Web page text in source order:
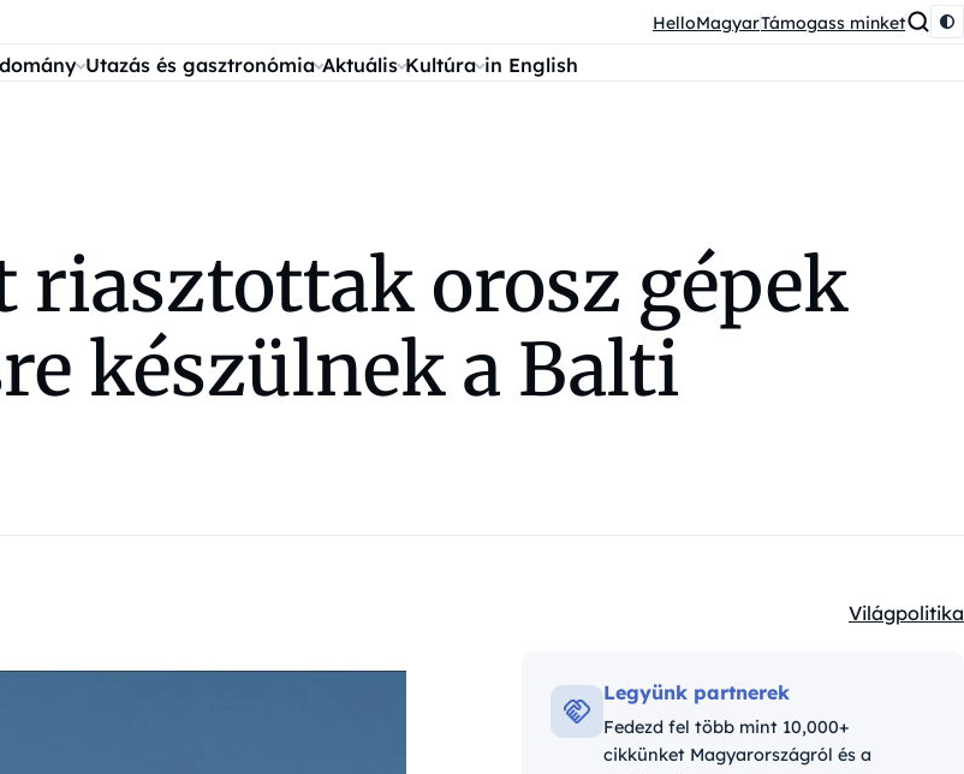
HelloMagyarTámogass minket
Utazás és gasztronómia Aktuális Kultúra in English
riasztottak orosz gépek
készülnek a Balti
Kategóriák:
Világpolitika
Legyünk partnerek
Fedezd fel több mint 10,000+
cikkünket Magyarországról és a